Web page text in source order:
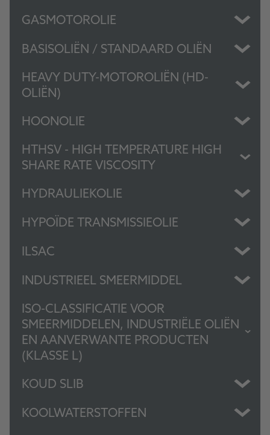
GASMOTOROLIE
BASISOLIËN / STANDAARD OLIËN
HEAVY DUTY-MOTOROLIËN (HD-
OLIËN)
HOONOLIE
HTHSV - HIGH TEMPERATURE HIGH
SHARE RATE VISCOSITY
HYDRAULIEKOLIE
HYPOÏDE TRANSMISSIEOLIE
ILSAC
INDUSTRIEEL SMEERMIDDEL
ISO-CLASSIFICATIE VOOR
SMEERMIDDELEN, INDUSTRIËLE OLIËN
EN AANVERWANTE PRODUCTEN
(KLASSE L)
KOUD SLIB
KOOLWATERSTOFFEN